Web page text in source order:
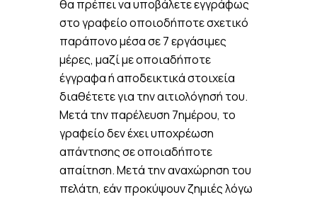
θα πρέπει να υποβάλετε εγγράφως
στο γραφείο οποιοδήποτε σχετικό
παράπονο μέσα σε 7 εργάσιμες
μέρες, μαζί με οποιαδήποτε
έγγραφα ή αποδεικτικά στοιχεία
διαθέτετε για την αιτιολόγησή του.
Μετά την παρέλευση 7ημέρου, το
γραφείο δεν έχει υποχρέωση
απάντησης σε οποιαδήποτε
απαίτηση. Μετά την αναχώρηση του
πελάτη, εάν προκύψουν ζημιές λόγω